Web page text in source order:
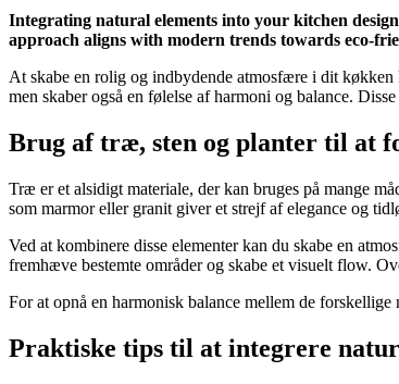
Integrating natural elements into your kitchen
approach aligns with modern trends towards eco-
At skabe en rolig og indbydende atmosfære i dit
men skaber også en følelse af harmoni og balance.
Brug af træ, sten og planter til at
Træ er et alsidigt materiale, der kan bruges på mange
som marmor eller granit giver et strejf af elegance og
Ved at kombinere disse elementer kan du skabe en
fremhæve bestemte områder og skabe et visuelt flow.
For at opnå en harmonisk balance mellem de
Praktiske tips til at integrere